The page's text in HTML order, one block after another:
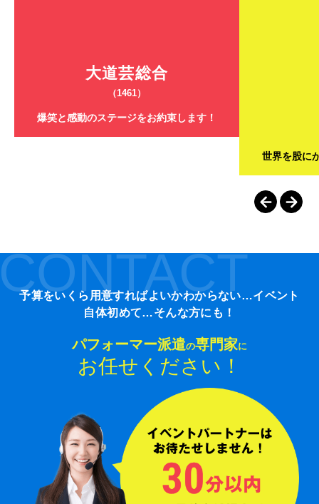
大道芸総合
（1461）
爆笑と感動のステージをお約束します！
世界を股に
予算をいくら用意すればよいかわからない…イベント
自体初めて…そんな方にも！
パフォーマー派遣の専門家に
お任せください！